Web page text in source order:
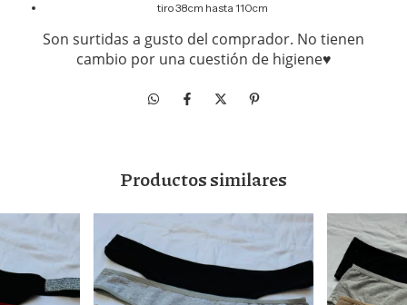
tiro 38cm hasta 110cm
Son surtidas a gusto del comprador. No tienen
cambio por una cuestión de higiene♥
Productos similares